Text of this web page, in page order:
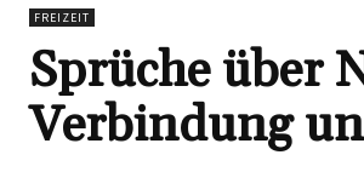
FREIZEIT
Sprüche über
Verbindung